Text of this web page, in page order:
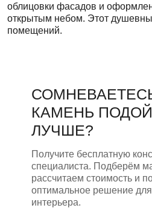
облицовки фасадов и
открытым небом. Этот
помещений.
КАМЕНЬ
ЛУЧШЕ?
Получите бесплатную
специалиста. Подберём
рассчитаем стоимость и
оптимальное решение
интерьера.